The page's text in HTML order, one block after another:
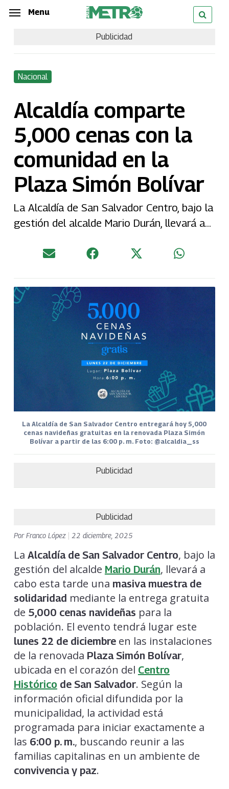
Skip
content
Menu
Publicidad
Nacional
Alcaldía comparte
5,000 cenas con la
comunidad en la
Plaza Simón Bolívar
La Alcaldía de San Salvador Centro, bajo la
gestión del alcalde Mario Durán, llevará a...
La Alcaldía de San Salvador Centro entregará hoy 5,000
cenas navideñas gratuitas en la renovada Plaza Simón
Bolívar a partir de las 6:00 p. m. Foto: @alcaldia_ss
Publicidad
Publicidad
PorFranco López 22 diciembre, 2025
La Alcaldía de San Salvador Centro, bajo la
gestión del alcalde Mario Durán, llevará a
cabo esta tarde una masiva muestra de
solidaridad mediante la entrega gratuita
de 5,000 cenas navideñas para la
población. El evento tendrá lugar este
lunes 22 de diciembreen las instalaciones
de la renovada Plaza Simón Bolívar,
ubicada en el corazón del Centro
Histórico de San Salvador. Según la
información oficial difundida por la
municipalidad, la actividad está
programada para iniciar exactamente a
las 6:00 p. m., buscando reunir a las
familias capitalinas en un ambiente de
convivencia y paz.
Menu